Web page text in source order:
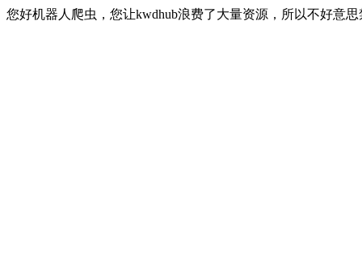
您好机器人爬虫，您让kwdhub浪费了大量资源，所以不好意